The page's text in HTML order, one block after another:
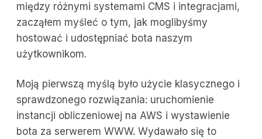
między różnymi systemami CMS i integracjami,
zacząłem myśleć o tym, jak moglibyśmy
hostować i udostępniać bota naszym
użytkownikom.
Moją pierwszą myślą było użycie klasycznego i
sprawdzonego rozwiązania: uruchomienie
instancji obliczeniowej na AWS i wystawienie
bota za serwerem WWW. Wydawało się to